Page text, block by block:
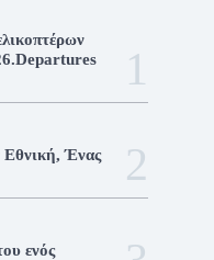
Εθνική, Ένας
ενός